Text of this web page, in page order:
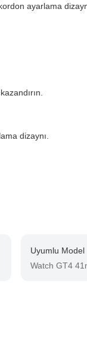
ayarlama
dizaynı.
Uyumlu Model
Watch GT4